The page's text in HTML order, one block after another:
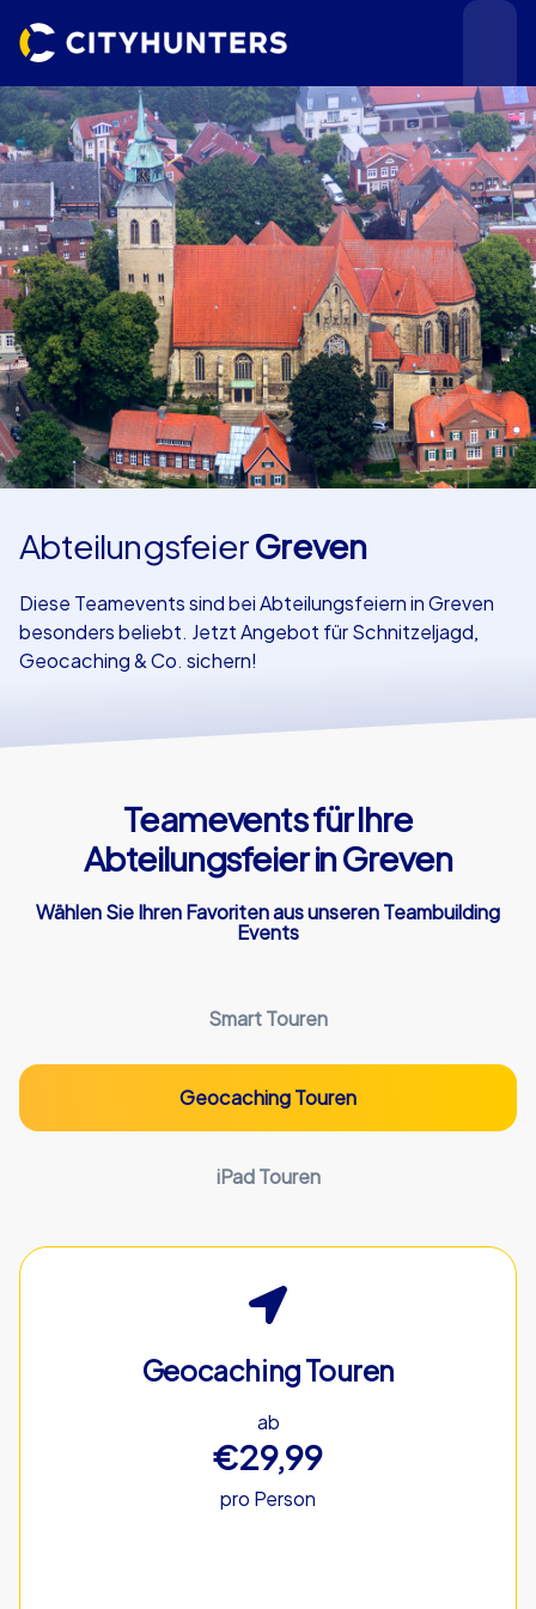
Teamevents
Städte
Anlässe
AbteilungsfeierGreven
Diese Teamevents sind bei Abteilungsfeiern in Greven
besonders beliebt. Jetzt Angebot für Schnitzeljagd,
Geocaching & Co. sichern!
Teamevents für Ihre
Abteilungsfeier in Greven
Wählen Sie Ihren Favoriten aus unseren Teambuilding
Events
Smart Touren
Geocaching Touren
iPad Touren
Geocaching Touren
ab
€29,99
pro Person